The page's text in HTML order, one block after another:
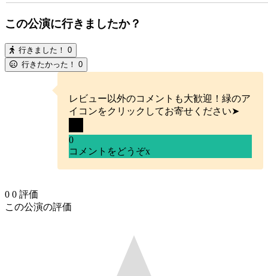
この公演に行きましたか？
行きました！ 0
行きたかった！ 0
レビュー以外のコメントも大歓迎！緑のア
イコンをクリックしてお寄せください➤
0
コメントをどうぞx
0 0 評価
この公演の評価